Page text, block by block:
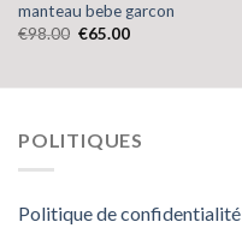
manteau bebe garcon
€98.00 €65.00
POLITIQUES
Politique de confidentialité